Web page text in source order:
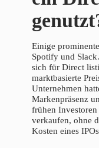
Einige
Spotify und
sich für Direct
marktbasierte
Unternehmen
Markenpräsenz
frühen
verkaufen, ohne
Kosten eines